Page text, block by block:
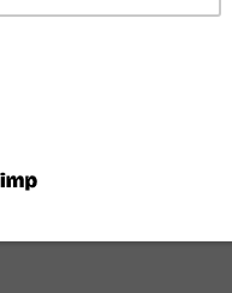
Absolútny odkaz –